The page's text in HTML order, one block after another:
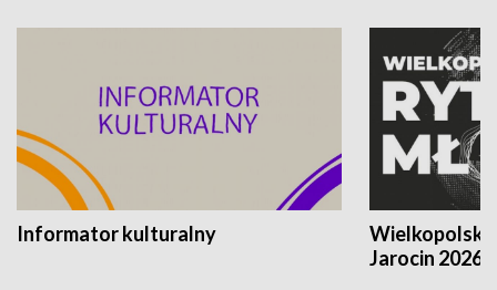
Informator kulturalny
Jarocin 2026